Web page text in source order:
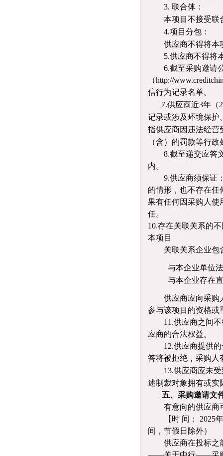
3. 联合体：
本项目不接受联
4.项目分包：
供应商不得将本
5.供应商不得将
6.截至采购邀请
（http://
信行为记录名单。
7.供应商近3年（
记录或涉及环境保护
指供应商因违法经营
（含）的罚款等行政
8.截至递交应答
内。
9.供应商须保证
的情形，也不存在任
果有任何因采购人使
任。
10.存在关联关系的
本项目
关联关系企业包
与本企业单位
与本企业存在
供应商应向采购
参与该项目的资格或
11.供应商之间
应商的合法权益。
12.供应商提供
答将被拒绝，采购人
13.供应商应未
述制裁对象拥有或实
五、 采购邀请文
有意向的供应商
【时 间：
2025
间，节假日除外）
供应商在投标之